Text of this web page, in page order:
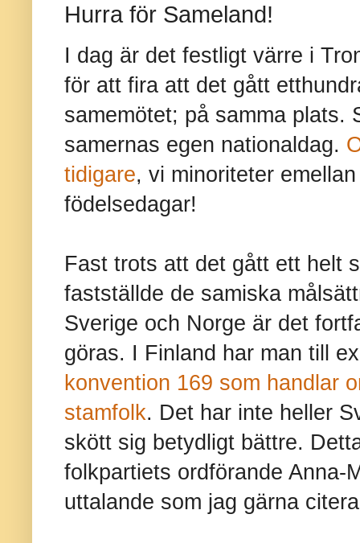
Hurra för Sameland!
I dag är det festligt värre i
för att fira att det gått
samemötet; på samma plats.
samernas egen nationaldag.
tidigare, vi minoriteter
födelsedagar!
Fast trots att det gått ett helt
fastställde de samiska
Sverige och Norge är det
göras. I Finland har man till
konvention 169 som handlar
stamfolk. Det har inte heller
skött sig betydligt bättre.
folkpartiets ordförande Anna-
uttalande som jag gärna